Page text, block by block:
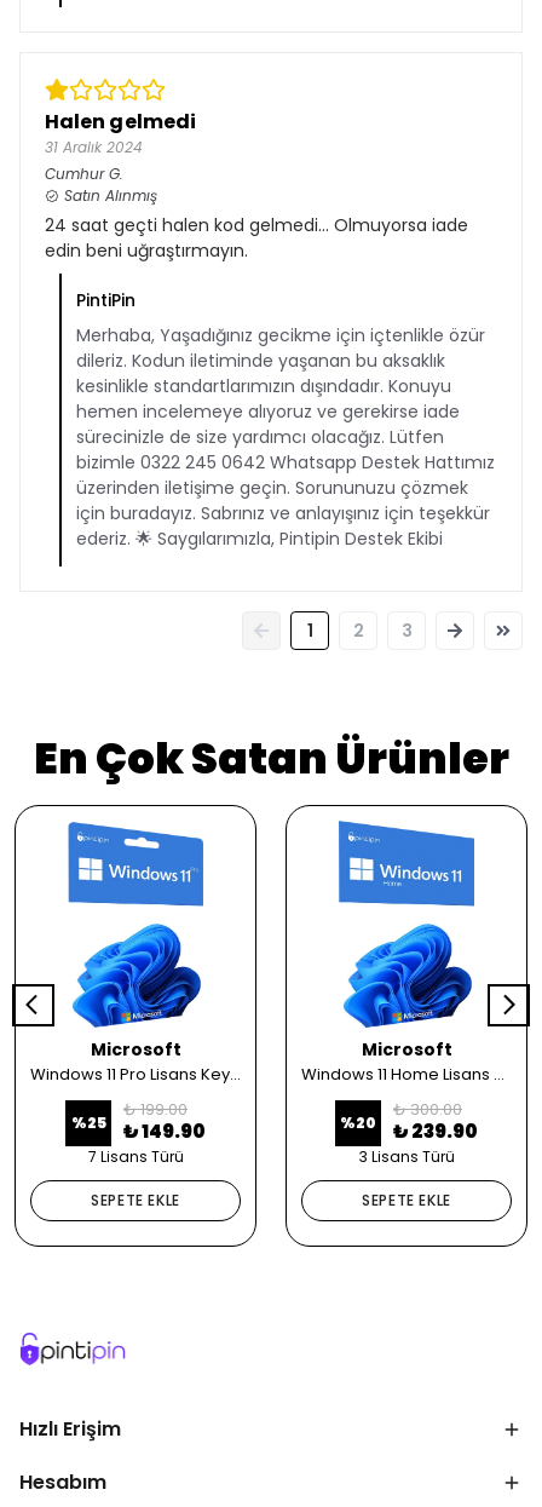
Halen gelmedi
31 Aralık 2024
Cumhur G.
Satın Alınmış
24 saat geçti halen kod gelmedi… Olmuyorsa iade
edin beni uğraştırmayın.
PintiPin
Merhaba, Yaşadığınız gecikme için içtenlikle özür
dileriz. Kodun iletiminde yaşanan bu aksaklık
kesinlikle standartlarımızın dışındadır. Konuyu
hemen incelemeye alıyoruz ve gerekirse iade
sürecinizle de size yardımcı olacağız. Lütfen
bizimle 0322 245 0642 Whatsapp Destek Hattımız
üzerinden iletişime geçin. Sorununuzu çözmek
için buradayız. Sabrınız ve anlayışınız için teşekkür
ederiz. 🌟 Saygılarımızla, Pintipin Destek Ekibi
1 2 3
En Çok Satan Ürünler
Microsoft
Windows 11 Pro Lisans Key Satın Al
%25
₺ 199.00
₺ 149.90
7 Lisans Türü
SEPETE EKLE
Microsoft
Windows 11 Home Lisans Key Satın Al
%20
₺ 300.00
₺ 239.90
3 Lisans Türü
SEPETE EKLE
Hızlı Erişim
Hesabım